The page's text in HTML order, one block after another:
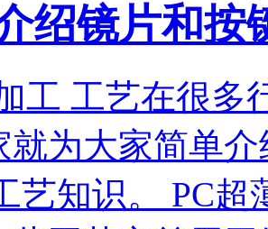
绍镜片和按
工 工艺在很多
就为大家简单
艺知识。 PC